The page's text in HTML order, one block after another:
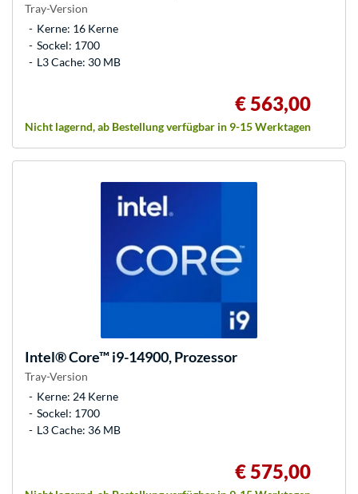
Tray-Version
Kerne: 16 Kerne
Sockel: 1700
L3 Cache: 30 MB
€ 563,00
Nicht lagernd, ab Bestellung verfügbar in 9-15 Werktagen
Intel®Core™ i9-14900, Prozessor
Tray-Version
Kerne: 24 Kerne
Sockel: 1700
L3 Cache: 36 MB
€ 575,00